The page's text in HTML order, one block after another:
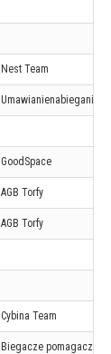
Nest Team
GoodSpace
AGB Torfy
AGB Torfy
Cybina Team
Biegacze pomagacze